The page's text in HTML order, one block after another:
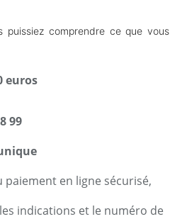
comprendre ce que vous
euros
99
en ligne sécurisé,
indications et le numéro de